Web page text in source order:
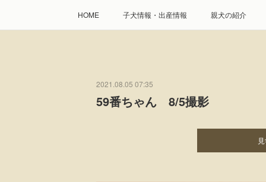
HOME 子犬情報・出産情報 親犬の紹介
2021.08.05 07:35
59番ちゃん 8/5撮影